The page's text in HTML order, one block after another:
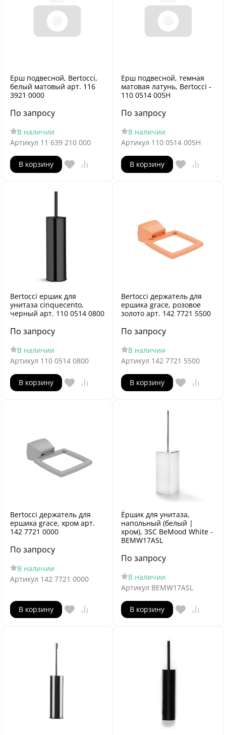
Ерш подвесной, Bertocci,
белый матовый арт. 116
3921 0000
По запросу
В наличии
Артикул 11 639 210 000
В корзину
Ерш подвесной, темная
матовая латунь, Bertocci -
110 0514 005H
По запросу
В наличии
Артикул 110 0514 005H
В корзину
Bertocci ершик для
унитаза cinquecento,
черный арт. 110 0514 0800
По запросу
В наличии
Артикул 110 0514 0800
В корзину
Bertocci держатель для
ершика grace, розовое
золото арт. 142 7721 5500
По запросу
В наличии
Артикул 142 7721 5500
В корзину
Bertocci держатель для
ершика grace, хром арт.
142 7721 0000
По запросу
В наличии
Артикул 142 7721 0000
В корзину
Ёршик для унитаза,
напольный (белый |
хром), 3SC BeMood White -
BEMW17ASL
По запросу
В наличии
Артикул BEMW17ASL
В корзину